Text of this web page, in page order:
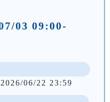
03 09:00-
06/22 23:59